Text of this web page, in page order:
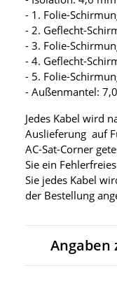
- 1. Folie-
- 2. Geflecht-
- 3. Folie-
- 4. Geflecht-
- 5. Folie-
- Außenmantel:
Jedes Kabel wird
Auslieferung auf
AC-Sat-Corner
Sie ein
Sie jedes Kabel
der Bestellung